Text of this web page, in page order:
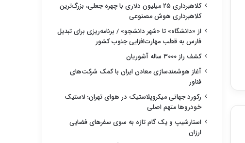
کلاهبرداری ۲۵ میلیون دلاری با چهره جعلی، بزرگ‌ترین
کلاهبرداری هوش مصنوعی
از «دانشگاه» تا «شهر دانشجو» / برنامه‌ریزی برای تبدیل
فارس به قطب مهارت‌افزایی جنوب کشور
کشف راز ۳۰۰۰ ساله آشوریان
آغاز هوشمندسازی معادن ایران با کمک شرکت‌های
فناور
رکورد جهانی میکروپلاستیک در هوای تهران؛ لاستیک
خودروها متهم اصلی
استارشیپ و یک گام تازه به سوی سفرهای فضایی
ارزان